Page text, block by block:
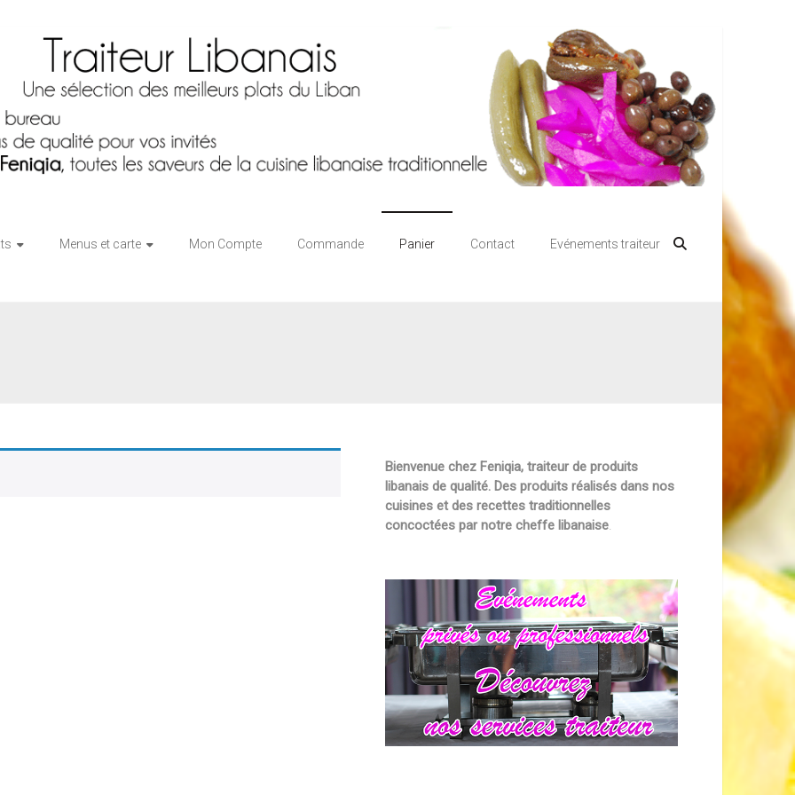
boutique traiteur est sera fermée du 1er au 26 Août. Bonnes vacances à tous !
Menus et carte Mon Compte Commande Panier Contact Evénements traiteur
Bienvenue chez Feniqia, traiteur de produits
libanais de qualité. Des produits réalisés dans nos
cuisines et des recettes traditionnelles
concoctées par notre cheffe libanaise.